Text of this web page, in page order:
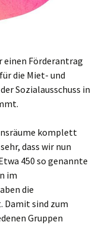
einen Förderantrag
die Miet- und
Sozialausschuss in
komplett
dass wir nun
450 so genannte
im
die
Damit sind zum
Gruppen